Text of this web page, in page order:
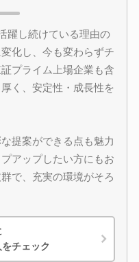
躍し続けている理由の
化し、今も変わらずチ
プライム上場企業も含
く、安定性・成長性を
提案ができる点も魅力
アップしたい方にもお
で、充実の環境がそろ
チェック